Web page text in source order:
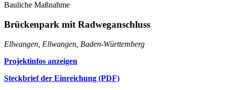
Bauliche Maßnahme
Brückenpark mit Radweganschluss
Ellwangen, Ellwangen, Baden-Württemberg
Projektinfos anzeigen
Steckbrief der Einreichung (PDF)